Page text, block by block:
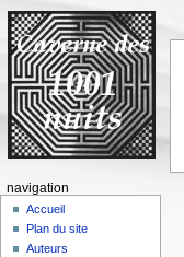
navigation
Accueil
Plan du site
Auteurs